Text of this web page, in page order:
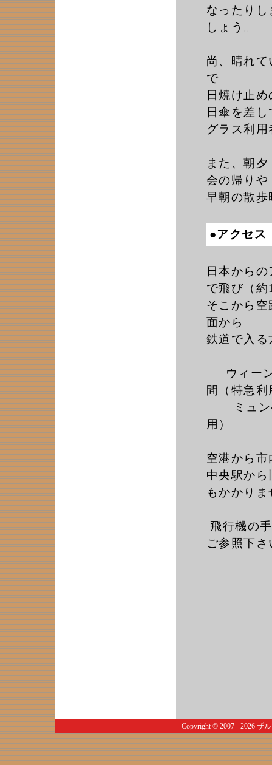
なったり
しょう。
尚、晴れ
で
日焼け止
日傘を差
グラス利
また、朝
会の帰りや
早朝の散歩
●アクセス
日本から
で飛び（約
そこから
面から
鉄道で入る
ウィーン
間（特急利
ミュンヘ
用）
空港から
中央駅か
もかかりま
飛行機の
ご参照下さ
Copyright © 2007 - 2026 ザ